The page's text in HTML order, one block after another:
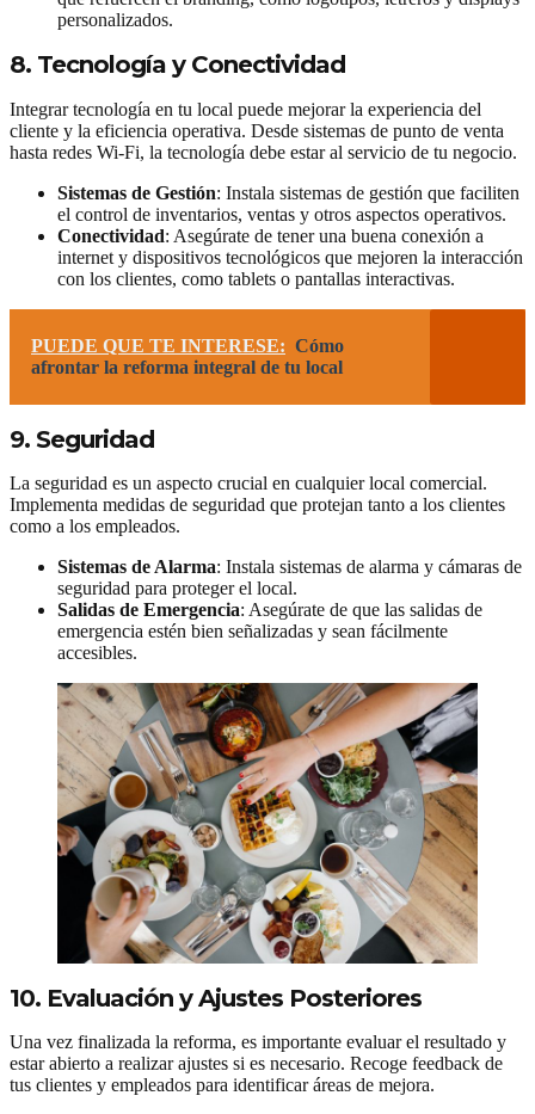
personalizados.
8. Tecnología y Conectividad
Integrar tecnología en tu local puede mejorar la experiencia del
cliente y la eficiencia operativa. Desde sistemas de punto de venta
hasta redes Wi-Fi, la tecnología debe estar al servicio de tu negocio.
Sistemas de Gestión: Instala sistemas de gestión que faciliten
el control de inventarios, ventas y otros aspectos operativos.
Conectividad: Asegúrate de tener una buena conexión a
internet y dispositivos tecnológicos que mejoren la interacción
con los clientes, como tablets o pantallas interactivas.
PUEDE QUE TE INTERESE: Cómo
afrontar la reforma integral de tu local
9. Seguridad
La seguridad es un aspecto crucial en cualquier local comercial.
Implementa medidas de seguridad que protejan tanto a los clientes
como a los empleados.
Sistemas de Alarma: Instala sistemas de alarma y cámaras de
seguridad para proteger el local.
Salidas de Emergencia: Asegúrate de que las salidas de
emergencia estén bien señalizadas y sean fácilmente
accesibles.
10. Evaluación y Ajustes Posteriores
Una vez finalizada la reforma, es importante evaluar el resultado y
estar abierto a realizar ajustes si es necesario. Recoge feedback de
tus clientes y empleados para identificar áreas de mejora.